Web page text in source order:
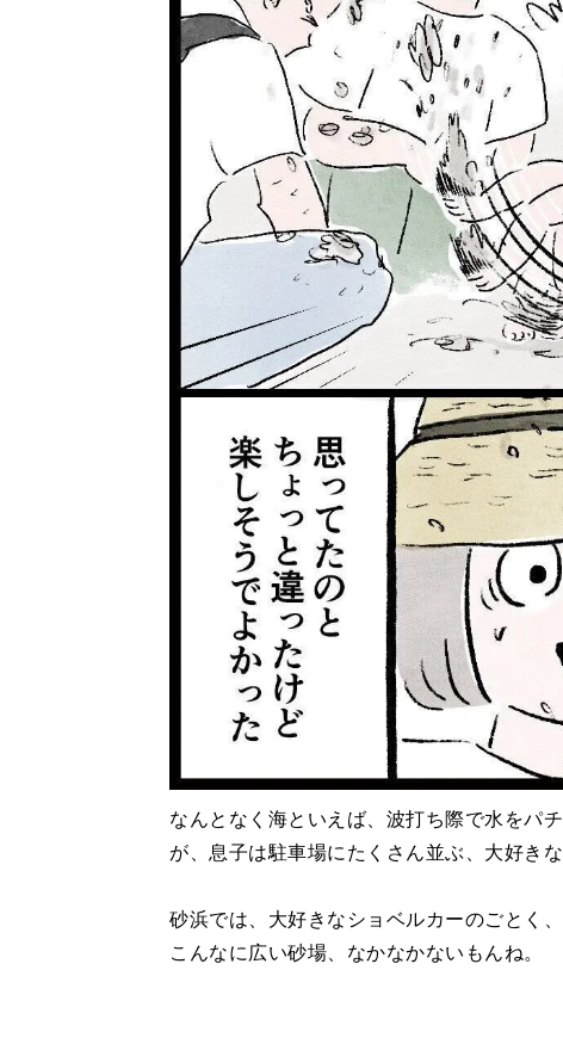
なんとなく海といえば、波打ち際で水をパ
が、息子は駐車場にたくさん並ぶ、大好き
砂浜では、大好きなショベルカーのごとく
こんなに広い砂場、なかなかないもんね。